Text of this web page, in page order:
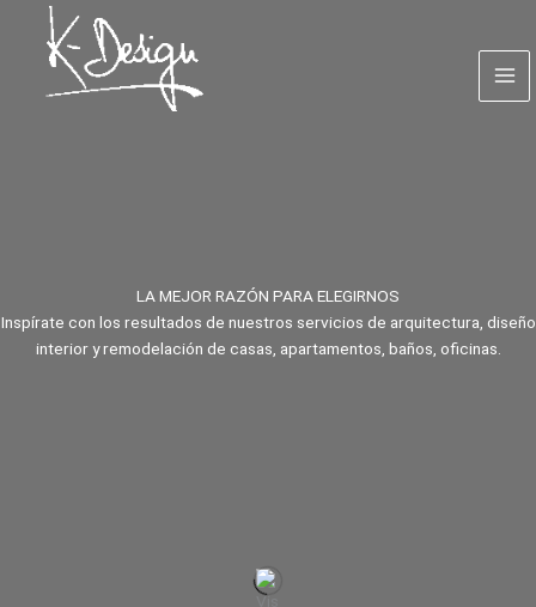
contenido
LA MEJOR RAZÓN PARA ELEGIRNOS
Inspírate con los resultados de nuestros servicios de arquitectura, diseño
interior y remodelación de casas, apartamentos, baños, oficinas.